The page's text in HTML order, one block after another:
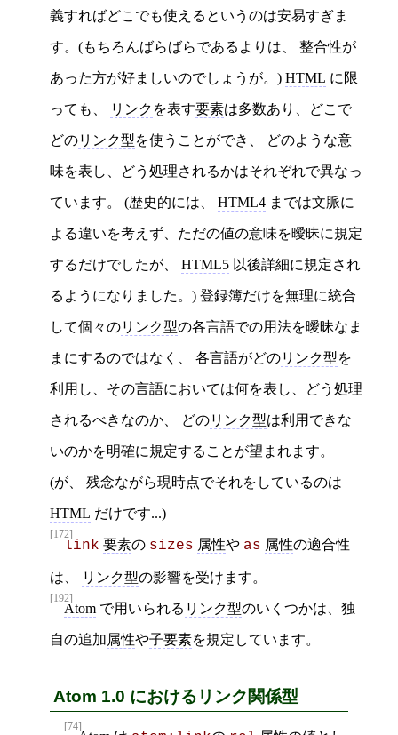
義すればどこでも使えるというのは安易すぎま
す。(もちろんばらばらであるよりは、 整合性が
あった方が好ましいのでしょうが。) HTML に限
っても、 リンク を表す要素は多数あり、どこで
どのリンク型を使うことができ、 どのような意
味を表し、どう処理されるかはそれぞれで異なっ
ています。 (歴史的には、 HTML4 までは文脈に
よる違いを考えず、ただの値の意味を曖昧に規定
するだけでしたが、 HTML5 以後詳細に規定され
るようになりました。) 登録簿だけを無理に統合
して個々のリンク型の各言語での用法を曖昧なま
まにするのではなく、 各言語がどのリンク型を
利用し、その言語においては何を表し、どう処理
されるべきなのか、 どのリンク型は利用できな
いのかを明確に規定することが望まれます。
(が、 残念ながら現時点でそれをしているのは
HTML だけです...)
[172]
link 要素の sizes 属性や as 属性の適合性
は、 リンク型の影響を受けます。
[192]
Atom で用いられる リンク型のいくつかは、独
自の追加属性や子要素を規定しています。
Atom 1.0 におけるリンク関係型
[74]